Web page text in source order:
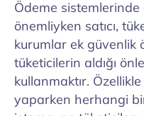
Ödeme
önemliyken satıcı,
kurumlar ek güvenlik
tüketicilerin aldığı
kullanmaktır.
yaparken herhangi